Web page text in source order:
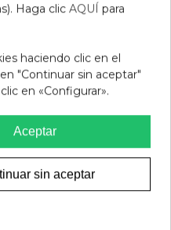
PHARMAGRIP TOS Y
CONGESTION
FRASCO 125 ml
8,90 €
Ver más
Haga clic AQUÍ para
haciendo clic en el
"Continuar sin aceptar"
en «Configurar».
Aceptar
sin aceptar